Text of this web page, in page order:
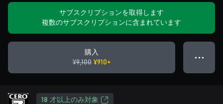
サブスクリプションを取得します
複数のサブスクリプションに含まれています
購入
¥9,100 ¥910+
● ● ●
18 才以上のみ対象